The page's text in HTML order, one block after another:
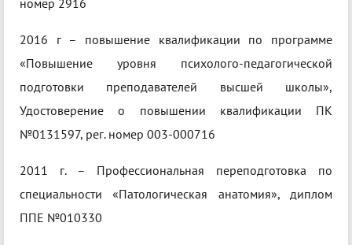
номер 2916
2016 г – повышение квалификации по программе
«Повышение уровня психолого-педагогической
подготовки преподавателей высшей школы»,
Удостоверение о повышении квалификации ПК
№0131597, рег. номер 003-000716
2011 г. – Профессиональная переподготовка по
специальности «Патологическая анатомия», диплом
ППЕ №010330